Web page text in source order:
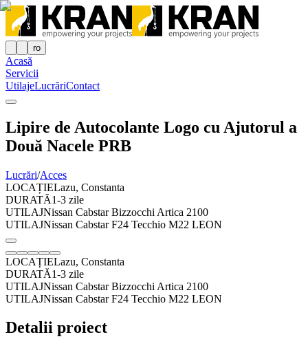
ro
Acasă
Servicii
UtilajeLucrăriContact
Lipire de Autocolante Logo cu Ajutorul a
Două Nacele PRB
Lucrări/Acces
LOCAȚIELazu, Constanta
DURATĂ1-3 zile
UTILAJNissan Cabstar Bizzocchi Artica 2100
UTILAJNissan Cabstar F24 Tecchio M22 LEON
LOCAȚIELazu, Constanta
DURATĂ1-3 zile
UTILAJNissan Cabstar Bizzocchi Artica 2100
UTILAJNissan Cabstar F24 Tecchio M22 LEON
Detalii proiect